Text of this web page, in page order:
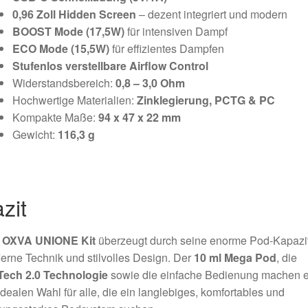
0,96 Zoll Hidden Screen – dezent integriert und modern
BOOST Mode (17,5W)für intensiven Dampf
ECO Mode (15,5W)für effizientes Dampfen
Stufenlos verstellbare Airflow Control
Widerstandsbereich: 0,8 – 3,0 Ohm
Hochwertige Materialien: Zinklegierung, PCTG & PC
Kompakte Maße: 94 x 47 x 22 mm
Gewicht: 116,3 g
OXVA UNIONE Kitüberzeugt durch seine enorme Pod-
Technik und stilvolles Design. Der 10 ml Mega Pod, die
2.0 Technologiesowie die einfache Bedienung machen
Wahl für alle, die ein langlebiges, komfortables und